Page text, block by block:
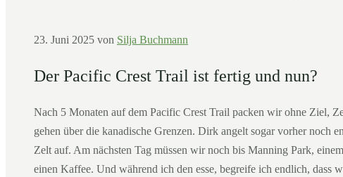
23. Juni 2025 von Silja Buchmann
Der Pacific Crest Trail ist fertig und nun?
Nach 5 Monaten auf dem Pacific Crest Trail packen wir ohne Ziel,
gehen über die kanadische Grenzen. Dirk angelt sogar vorher noch
Zelt auf. Am nächsten Tag müssen wir noch bis Manning Park,
einen Kaffee. Und während ich den esse, begreife ich endlich, dass